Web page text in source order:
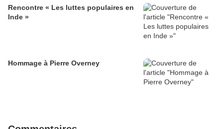
Rencontre « Les luttes populaires en
Inde »
Hommage à Pierre Overney